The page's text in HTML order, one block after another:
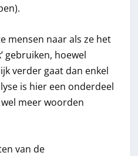
mensen naar als ze het
gebruiken, hoewel
verder gaat dan enkel
is hier een onderdeel
meer woorden
van de